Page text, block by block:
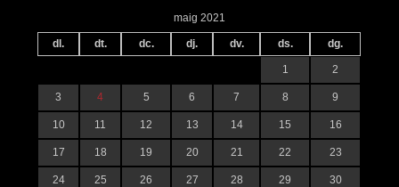
maig 2021
dl. dt. dc. dj. dv. ds. dg.
1 2
3 4 5 6 7 8 9
10 11 12 13 14 15 16
17 18 19 20 21 22 23
24 25 26 27 28 29 30